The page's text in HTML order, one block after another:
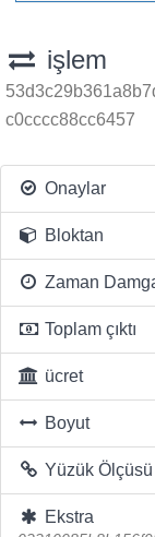
işlem
c0cccc88cc6457
Onaylar
Bloktan
Zaman
Toplam çıktı
ücret
Boyut
Yüzük Ölçüsü
Ekstra